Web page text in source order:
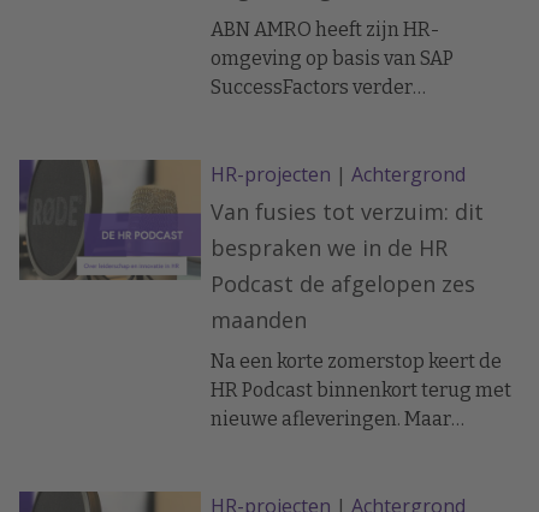
ABN AMRO heeft zijn HR-
omgeving op basis van SAP
SuccessFactors verder
adoption platform helpt om
specifieke, niet-standaard
te maken voor managers. Zo blijft
de kracht van de SAP-standaard
volledig in stand, terwijl de
verfijnd.
HR-projecten | Achtergrond
Van fusies tot verzuim: dit
bespraken we in de HR
Podcast de afgelopen zes
maanden
Na een korte zomerstop keert de
HR Podcast binnenkort terug met
nieuwe afleveringen. Maar
en cultuur tot AI, bias, verzuim en
HR-projecten | Achtergrond